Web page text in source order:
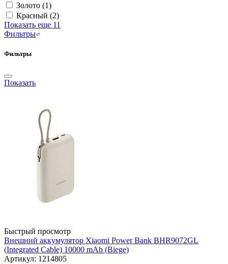
Золото (1)
Красный (2)
Показать еще 11
Фильтры
Фильтры
Показать
Быстрый просмотр
Внешний аккумулятор Xiaomi Power Bank BHR9072GL
(Integrated Cable) 10000 mAh (Biege)
Артикул: 1214805